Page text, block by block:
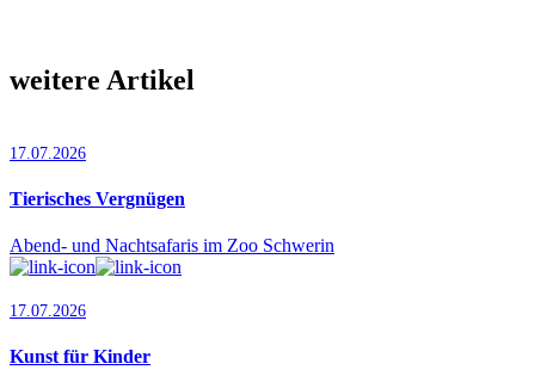
weitere Artikel
17.07.2026
Tierisches Vergnügen
Abend- und Nachtsafaris im Zoo Schwerin
17.07.2026
Kunst für Kinder